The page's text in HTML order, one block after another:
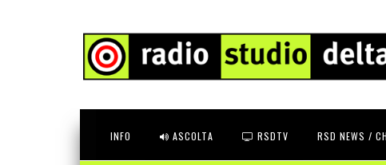
INFO ASCOLTA RSDTV RSD NEWS /